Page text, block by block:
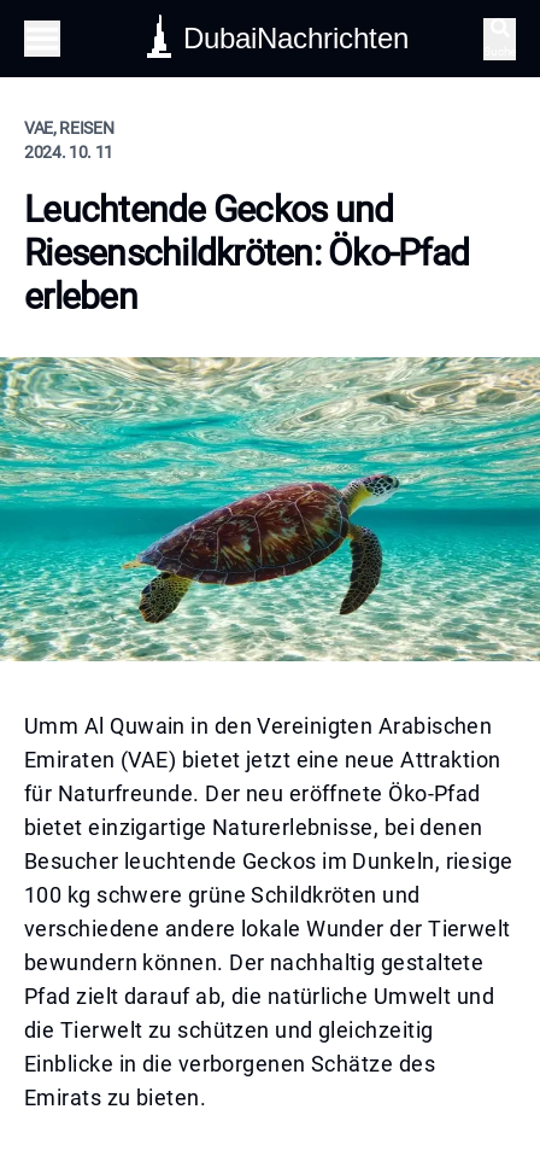
DubaiNachrichten
VAE, REISEN
2024. 10. 11
Leuchtende Geckos und
Riesenschildkröten: Öko-Pfad
erleben
Umm Al Quwain in den Vereinigten Arabischen
Emiraten (VAE) bietet jetzt eine neue Attraktion
für Naturfreunde. Der neu eröffnete Öko-Pfad
bietet einzigartige Naturerlebnisse, bei denen
Besucher leuchtende Geckos im Dunkeln, riesige
100 kg schwere grüne Schildkröten und
verschiedene andere lokale Wunder der Tierwelt
bewundern können. Der nachhaltig gestaltete
Pfad zielt darauf ab, die natürliche Umwelt und
die Tierwelt zu schützen und gleichzeitig
Einblicke in die verborgenen Schätze des
Emirats zu bieten.